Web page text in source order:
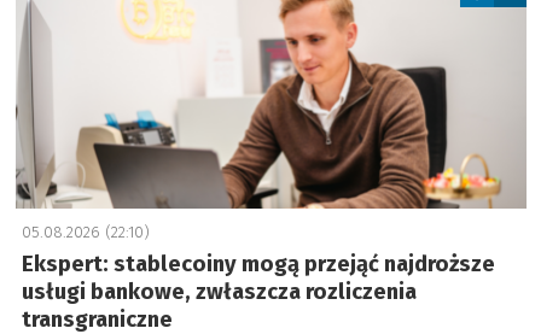
05.08.2026 (22:10)
Ekspert: stablecoiny mogą przejąć najdroższe
usługi bankowe, zwłaszcza rozliczenia
transgraniczne